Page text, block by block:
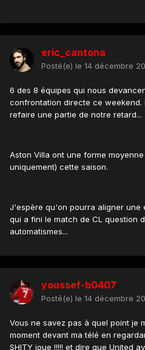
eric_cantona
Posté(e) le 14 décembre
6 des 8 équipes qui nous
confrontation directe ce weekend.
refaire une partie de notre retard...
Aston Villa ont une forme
uniquement) cette saison.
J'espère qu'on pourra aligner une
qui a fini le match de CL question
automatismes...
youssef-b0407
Posté(e) le 14 décembre
Vous ne savez pas à quel point je
moment devant ma télé en
SHITY joue !!!!! et dire que United